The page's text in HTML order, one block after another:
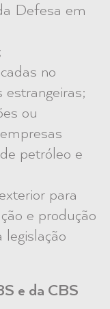
Defesa em
no
ou
petróleo e
para
e produção
e da CBS